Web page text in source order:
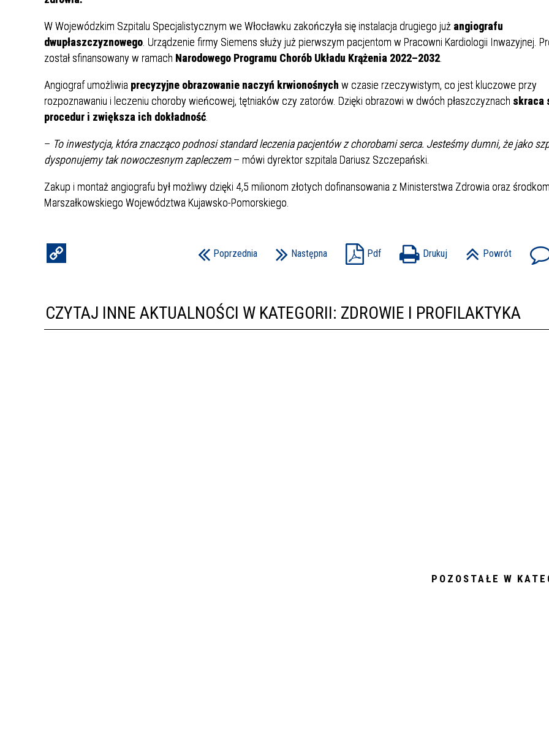
Jadłospisy Dekadowe
Zdjęcia Posiłków
Materiały Edukacyjne dla Pacjentów
Wyniki Uzyskanych Badań
Laboratoryjnych
Zgłaszanie Anonimowych Uwag
Cennik Badań Diagnostycznych i
Usług
Protokoły Kontroli Wody
Jonizującego
Wsparcie w Kryzysie Psychicznym –
Telefonów Pomocowych
Poradnia Ortopedii i Traumatologii
Poradnia Rehabilitacyjna Poradnia Urologiczna Poradnia Zdrowia
Oddział Rehabilitacji
Rehabilitacji Kardiologicznej
W Wojewódzkim Szpitalu Specjalistycznym we Włocławku zakończyła się instalacja drugiego już angiografu
dwupłaszczyznowego . Urządzenie firmy Siemens służy już pierwszym pacjentom w Pracowni Kardiologii Inwazyjnej.
został sfinansowany w ramach Narodowego Programu Chorób Układu Krążenia 2022–2032
Angiograf umożliwia precyzyjne obrazowanie naczyń krwionośnych w czasie rzeczywistym, co jest kluczowe przy
rozpoznawaniu i leczeniu choroby wieńcowej, tętniaków czy zatorów. Dzięki obrazowi w dwóch płaszczyznach skraca
procedur i zwiększa ich dokładność
– To inwestycja, która znacząco podnosi standard leczenia pacjentów z chorobami serca. Jesteśmy dumni, że jako
dysponujemy tak nowoczesnym zapleczem– mówi dyrektor szpitala Dariusz Szczepański.
Zakup i montaż angiografu był możliwy dzięki 4,5 milionom złotych dofinansowania z Ministerstwa Zdrowia oraz
Marszałkowskiego Województwa Kujawsko-Pomorskiego.
Poprzednia Następna Pdf Drukuj Powrót
CZYTAJ INNE AKTUALNOŚCI W KATEGORII: ZDROWIE I PROFILAKTYKA
POZOSTAŁE W